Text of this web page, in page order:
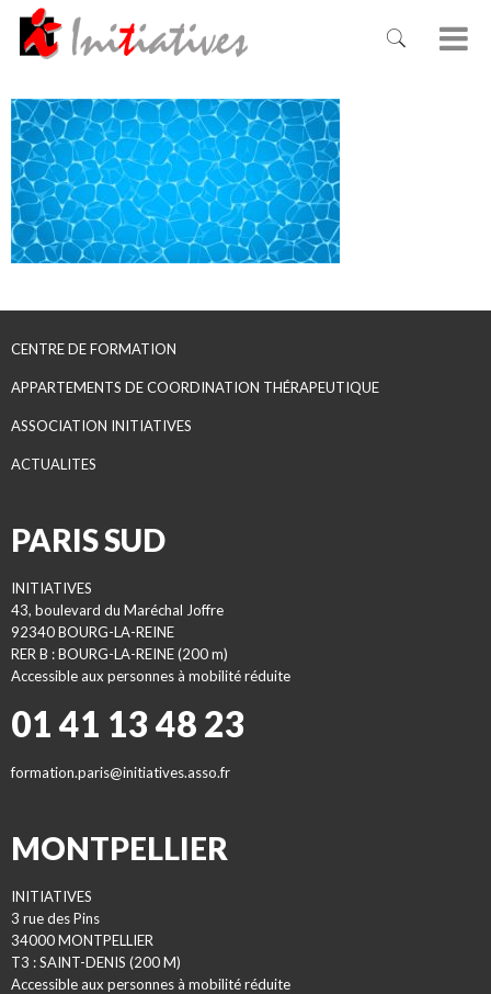
CENTRE DE FORMATION
APPARTEMENTS DE COORDINATION THÉRAPEUTIQUE
ASSOCIATION INITIATIVES
ACTUALITES
PARIS SUD
INITIATIVES
43, boulevard du Maréchal Joffre
92340 BOURG-LA-REINE
RER B : BOURG-LA-REINE (200 m)
Accessible aux personnes à mobilité réduite
01 41 13 48 23
formation.paris@initiatives.asso.fr
MONTPELLIER
INITIATIVES
3 rue des Pins
34000 MONTPELLIER
T3 : SAINT-DENIS (200 M)
Accessible aux personnes à mobilité réduite